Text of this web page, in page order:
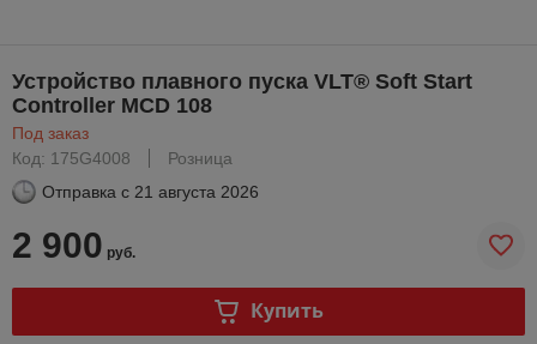
Устройство плавного пуска VLT® Soft Start
Controller MCD 108
Под заказ
Код: 175G4008
Розница
Отправка с 21 августа 2026
2 900 руб.
Купить